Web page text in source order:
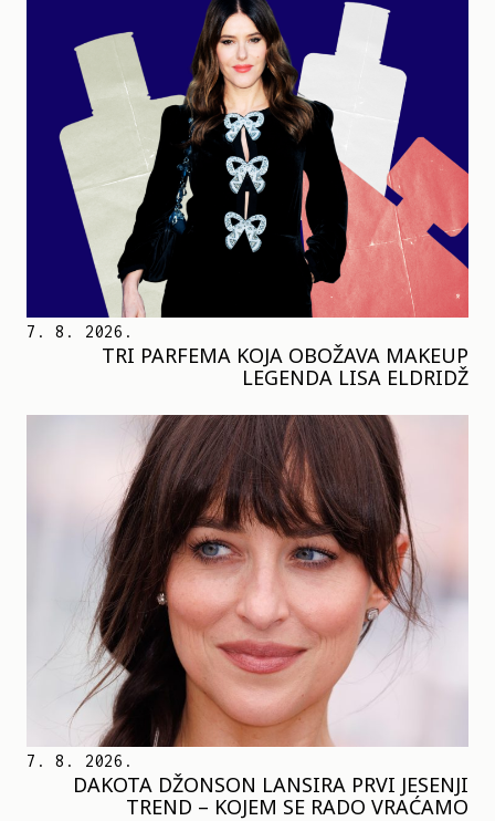
7. 8. 2026.
TRI PARFEMA KOJA OBOŽAVA MAKEUP
LEGENDA LISA ELDRIDŽ
7. 8. 2026.
DAKOTA DŽONSON LANSIRA PRVI JESENJI
TREND – KOJEM SE RADO VRAĆAMO